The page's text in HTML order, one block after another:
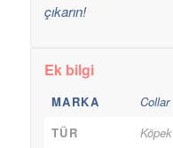
çıkarın!
Ek bilgi
MARKA
Collar
TÜR
Köpek